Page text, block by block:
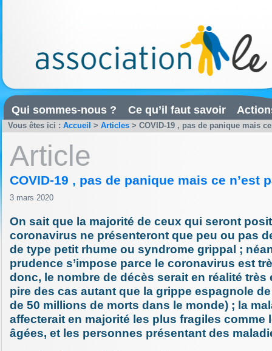
Qui sommes-nous ? Ce qu’il faut savoir
Vous êtes ici : Accueil > Articles > COVID-19 , pas de panique mais
Article
COVID-19 , pas de panique mais ce n’est
3 mars 2020
On sait que la majorité de ceux qui seront
coronavirus ne présenteront que peu ou pas
de type petit rhume ou syndrome grippal ;
prudence s’impose parce le coronavirus est
donc, le nombre de décès serait en réalité très
pire des cas autant que la grippe espagnole
de 50 millions de morts dans le monde) ; la
affecterait en majorité les plus fragiles comme
âgées, et les personnes présentant des